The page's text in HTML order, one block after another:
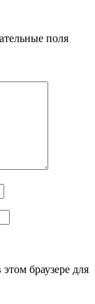
поля
браузере для